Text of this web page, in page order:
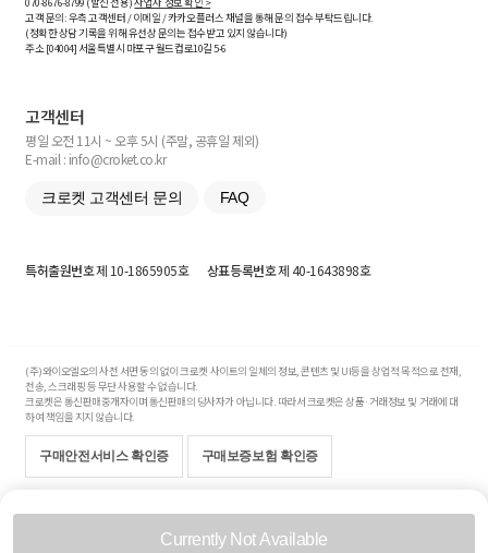
Currently Not Available
고객 문의: 우측 고객센터 / 이메일 / 카카오플러스 채널을 통해 문의 접수 부탁드립니다.
(정확한 상담 기록을 위해 유선상 문의는 접수받고 있지 않습니다)
주소 [04004] 서울특별시 마포구 월드컵로10길5-6
고객센터
평일 오전 11시 ~ 오후 5시 (주말, 공휴일 제외)
E-mail : info@croket.co.kr
크로켓 고객센터 문의 FAQ
특허출원번호제 10-1865905호 상표등록번호제 40-1643898호
(주)와이오엘오의 사전 서면 동의 없이 크로켓 사이트의 일체의 정보, 콘텐츠 및 UI등을 상업적 목적으로 전재,
전송, 스크래핑 등 무단 사용할 수 없습니다.
크로켓은 통신판매중개자이며 통신판매의 당사자가 아닙니다. 따라서 크로켓은 상품·거래정보 및 거래에 대
하여 책임을 지지 않습니다.
구매안전서비스 확인증 구매보증보험 확인증